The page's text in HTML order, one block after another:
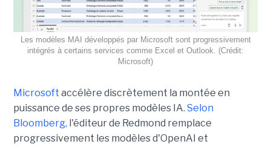
Les modèles MAI développés par Microsoft sont progressivement
intégrés à certains services comme Excel et Outlook. (Crédit:
Microsoft)
Microsoft accélère discrètement la montée en
puissance de ses propres modèles IA. Selon
Bloomberg, l'éditeur de Redmond remplace
progressivement les modèles d'OpenAI et